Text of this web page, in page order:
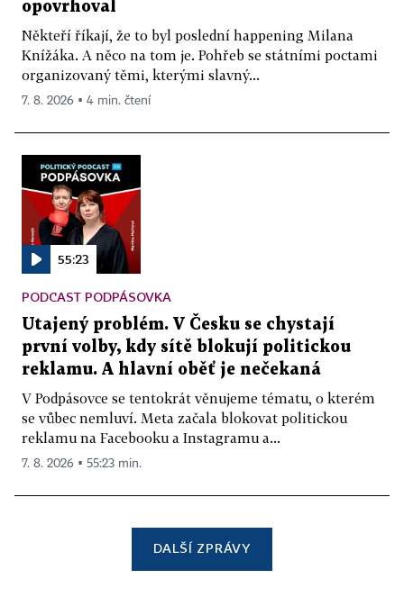
opovrhoval
Někteří říkají, že to byl poslední happening Milana
Knížáka. A něco na tom je. Pohřeb se státními poctami
organizovaný těmi, kterými slavný...
7. 8. 2026 ▪ 4 min. čtení
55:23
PODCAST PODPÁSOVKA
Utajený problém. V Česku se chystají
první volby, kdy sítě blokují politickou
reklamu. A hlavní oběť je nečekaná
V Podpásovce se tentokrát věnujeme tématu, o kterém
se vůbec nemluví. Meta začala blokovat politickou
reklamu na Facebooku a Instagramu a...
7. 8. 2026 ▪ 55:23 min.
DALŠÍ ZPRÁVY